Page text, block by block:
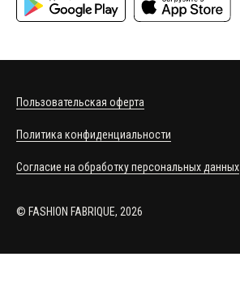
© FASHION FABRIQUE, 2026
Пользовательская оферта
Политика конфиденциальности
Согласие на обработку персональных данных